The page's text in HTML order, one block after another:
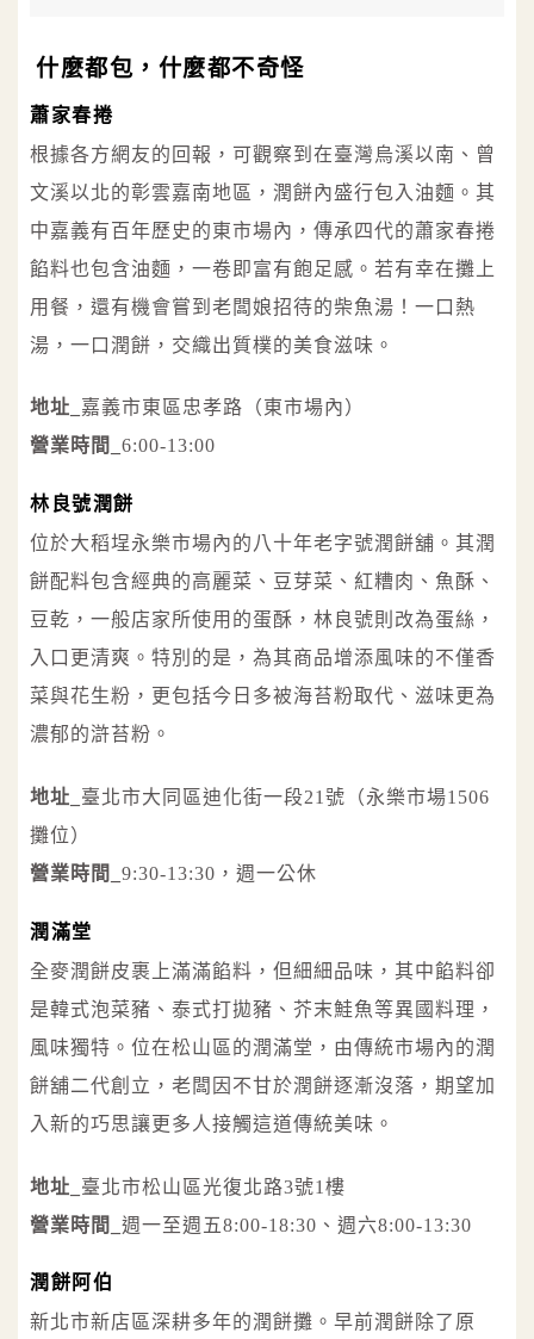
什麼都包，什麼都不奇怪
蕭家春捲
根據各方網友的回報，可觀察到在臺灣烏溪以南、曾
文溪以北的彰雲嘉南地區，潤餅內盛行包入油麵。其
中嘉義有百年歷史的東市場內，傳承四代的蕭家春捲
餡料也包含油麵，一卷即富有飽足感。若有幸在攤上
用餐，還有機會嘗到老闆娘招待的柴魚湯！一口熱
湯，一口潤餅，交織出質樸的美食滋味。
地址_ 嘉義市東區忠孝路（東市場內）
營業時間_ 6:00-13:00
林良號潤餅
位於大稻埕永樂市場內的八十年老字號潤餅舖。其潤
餅配料包含經典的高麗菜、豆芽菜、紅糟肉、魚酥、
豆乾，一般店家所使用的蛋酥，林良號則改為蛋絲，
入口更清爽。特別的是，為其商品增添風味的不僅香
菜與花生粉，更包括今日多被海苔粉取代、滋味更為
濃郁的滸苔粉。
地址_ 臺北市大同區迪化街一段21號（永樂市場1506
攤位）
營業時間_ 9:30-13:30，週一公休
潤滿堂
全麥潤餅皮裹上滿滿餡料，但細細品味，其中餡料卻
是韓式泡菜豬、泰式打拋豬、芥末鮭魚等異國料理，
風味獨特。位在松山區的潤滿堂，由傳統市場內的潤
餅舖二代創立，老闆因不甘於潤餅逐漸沒落，期望加
入新的巧思讓更多人接觸這道傳統美味。
地址_ 臺北市松山區光復北路3號1樓
營業時間_ 週一至週五8:00-18:30、週六8:00-13:30
潤餅阿伯
新北市新店區深耕多年的潤餅攤。早前潤餅除了原